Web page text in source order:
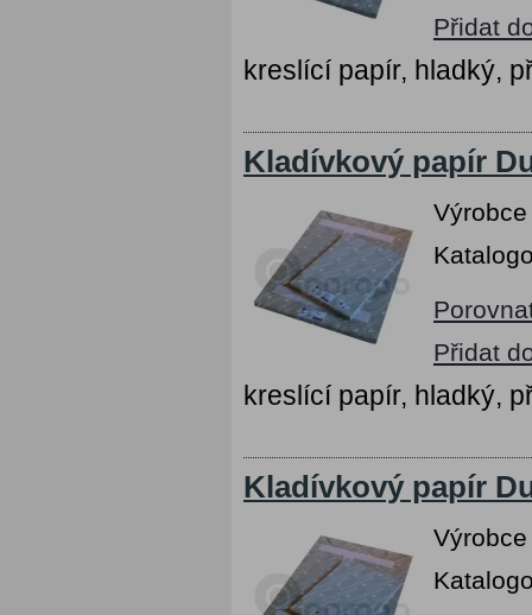
Přidat
kreslící papír, hladký,
Kladívkový papír
Přidat
kreslící papír, hladký,
Kladívkový papír